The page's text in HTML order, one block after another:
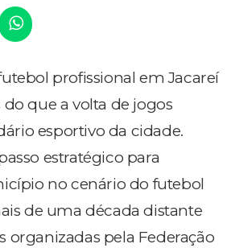
profissional em Jacareí
que a volta de jogos
esportivo da cidade.
estratégico para
no cenário do futebol
de uma década distante
organizadas pela Federação